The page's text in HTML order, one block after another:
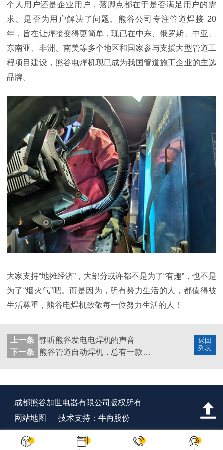
个人用户还是企业用户，落脚点都在于是否满足用户的需
求、是否为用户解决了问题。熊谷公司专注管道焊接 20
年，旨在让焊接变得更简单，现已在中东、俄罗斯、中亚、
东南亚、非洲、南美等多个地区和国家参与支援大型管道工
程项目建设，熊谷电焊机现已成为我国管道施工企业的主选
品牌。
大家支持“地摊经济”，大部分或许都不是为了“有趣”，也不是
为了“烟火气”吧。而是因为，所有努力生活的人，都值得被
生活尊重，熊谷电焊机致敬每一位努力生活的人！
返回
列表
上一条 静听熊谷发电电焊机的声音
下一条
熊谷管道自动焊机，总有一款适合你
成都熊谷加世电器有限公司版权所有
网站地图
技术支持：牛商股份